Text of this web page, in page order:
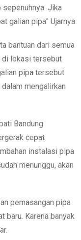
sepenuhnya. Jika
galian pipa” Ujarnya
bantuan dari semua
di lokasi tersebut
pipa tersebut
mengalirkan
Bandung
cepat
instalasi pipa
menunggu, akan
pemasangan pipa
baru. Karena banyak